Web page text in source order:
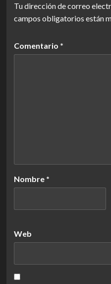
Tu dirección de correo
campos obligatorios están
Comentario *
Nombre *
Web